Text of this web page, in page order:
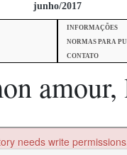
junho/2017
INFORMAÇÕES
NORMAS PARA
CONTATO